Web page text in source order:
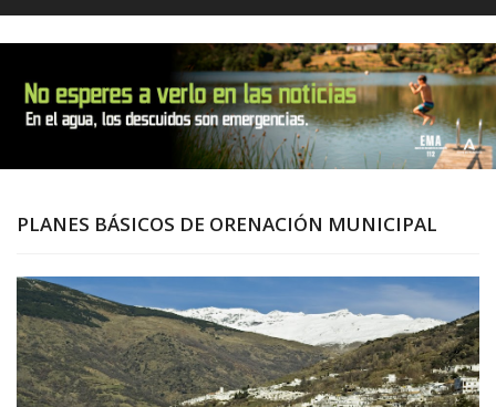
PLANES BÁSICOS DE ORENACIÓN MUNICIPAL